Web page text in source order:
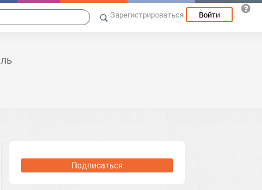
Зарегистрироваться Войти
Подписаться